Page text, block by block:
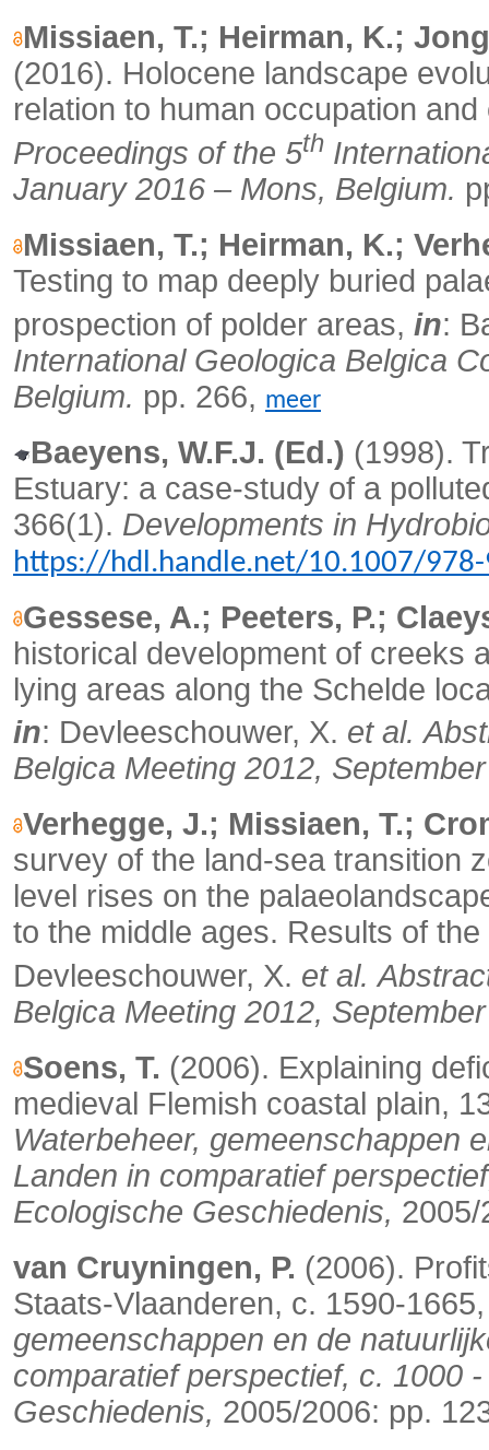
Missiaen, T.; Heirman, K.;
(2016). Holocene landscape
relation to human occupation
Proceedings of the 5th
January 2016 – Mons, Belgium.
Missiaen, T.; Heirman, K.;
Testing to map deeply buried
prospection of polder areas, in:
International Geologica Belgica
Belgium. pp. 266, meer
Baeyens, W.F.J. (Ed.) (1998).
Estuary: a case-study of a
366(1). Developments in
https://hdl.handle.net/10.1007/
Gessese, A.; Peeters, P.;
historical development of creeks
lying areas along the Schelde
in: Devleeschouwer, X. et al.
Belgica Meeting 2012,
Verhegge, J.; Missiaen, T.;
survey of the land-sea transition
level rises on the
to the middle ages. Results of
Devleeschouwer, X. et al.
Belgica Meeting 2012,
Soens, T. (2006). Explaining
medieval Flemish coastal plain,
Waterbeheer, gemeenschappen
Landen in comparatief
Ecologische Geschiedenis,
van Cruyningen, P. (2006).
Staats-Vlaanderen, c. 1590-
gemeenschappen en de
comparatief perspectief, c. 1000
Geschiedenis, 2005/2006: pp.